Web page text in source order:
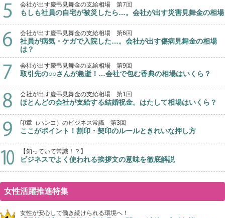
会社が出す慶弔見舞金の支給相場 第7回
もしも社員の自宅が被災したら…。会社が出す災害見舞金の相場
会社が出す慶弔見舞金の支給相場 第6回
社員が病気・ケガで入院した…。会社が出す傷病見舞金の相場
は？
会社が出す慶弔見舞金の支給相場 第9回
取引先の○○さんが急逝！…会社で包む香典の相場はいくら？
会社が出す慶弔見舞金の支給相場 第1回
ほとんどの会社が支給する結婚祝金。はたして相場はいくら？
印章（ハンコ）のビジネス常識 第3回
ここがポイント！割印・契印のルールときれいな押し方
【知っていて常識！？】
ビジネスでよく使われる挨拶文の意味を徹底解説
女性活躍推進特集
女性が安心して働き続けられる環境へ！